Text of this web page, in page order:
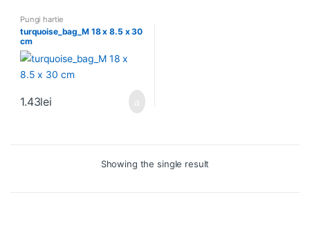
Pungi hartie
turquoise_bag_M 18 x 8.5 x 30
cm
1.43lei
Showing the single result